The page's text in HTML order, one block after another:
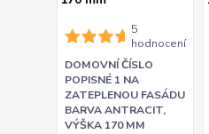
5
hodnocení
DOMOVNÍ ČÍSLO
POPISNÉ 1 NA
ZATEPLENOU FASÁDU
BARVA ANTRACIT,
VÝŠKA 170 MM